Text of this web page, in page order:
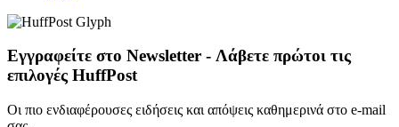
Εγγραφείτε στο Newsletter - Λάβετε πρώτοι τις
επιλογές HuffPost
Οι πιο ενδιαφέρουσες ειδήσεις και απόψεις καθημερινά στο e-mail